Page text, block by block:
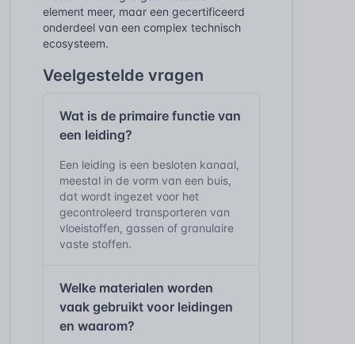
element meer, maar een gecertificeerd
onderdeel van een complex technisch
ecosysteem.
Veelgestelde vragen
Wat is de primaire functie van
een leiding?
Een leiding is een besloten kanaal,
meestal in de vorm van een buis,
dat wordt ingezet voor het
gecontroleerd transporteren van
vloeistoffen, gassen of granulaire
vaste stoffen.
Welke materialen worden
vaak gebruikt voor leidingen
en waarom?